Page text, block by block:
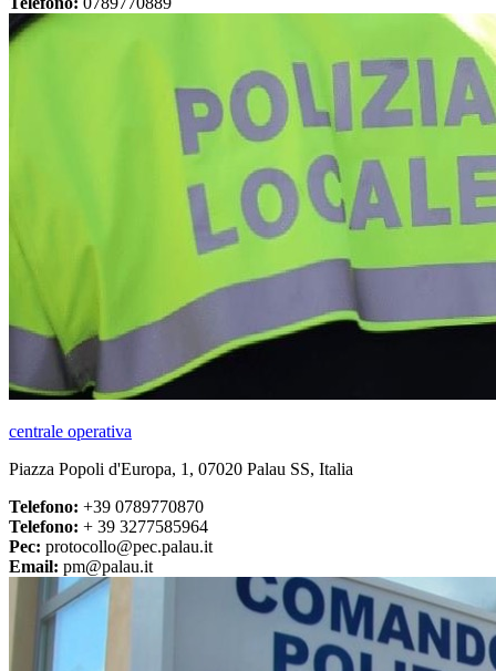
centrale operativa
Piazza Popoli d'Europa, 1, 07020 Palau SS, Italia
Telefono: +39 0789770870
Telefono: + 39 3277585964
Pec: protocollo@pec.palau.it
Email: pm@palau.it